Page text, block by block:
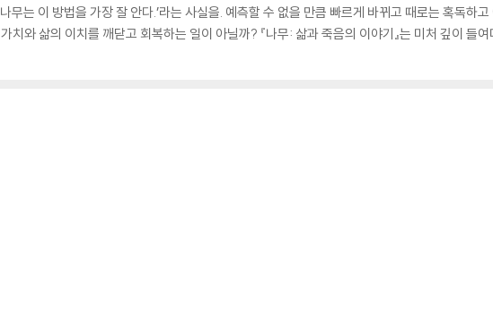
무는 이 방법을 가장 잘 안다.’라는 사실을. 예측할 수 없을 만큼 빠르게 바뀌고 때로는 혹독하
와 삶의 이치를 깨닫고 회복하는 일이 아닐까? 『나무: 삶과 죽음의 이야기』는 미처 깊이 들